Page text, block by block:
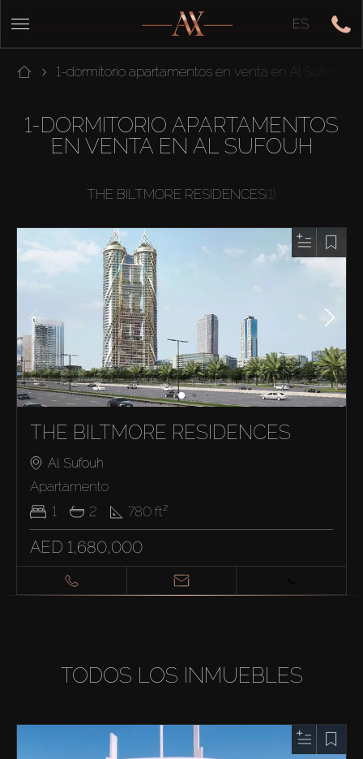
ES
1-dormitorio apartamentos en venta en Al Sufouh
1-DORMITORIO APARTAMENTOS
EN VENTA EN AL SUFOUH
THE BILTMORE RESIDENCES(1)
THE BILTMORE RESIDENCES
Al Sufouh
Apartamento
1
2 780 ft²
AED 1,680,000
TODOS LOS INMUEBLES